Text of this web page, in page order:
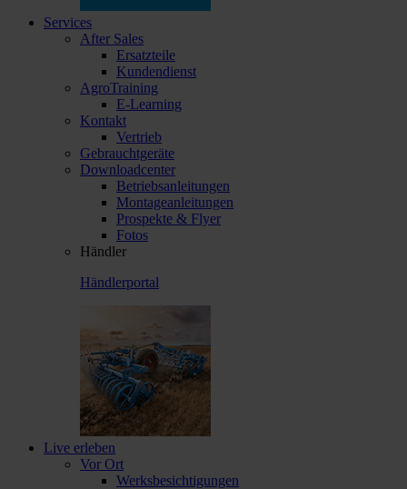
Services
After Sales
Ersatzteile
Kundendienst
AgroTraining
E-Learning
Kontakt
Vertrieb
Gebrauchtgeräte
Downloadcenter
Betriebsanleitungen
Montageanleitungen
Prospekte & Flyer
Fotos
Händler
Händlerportal
Live erleben
Vor Ort
Werksbesichtigungen